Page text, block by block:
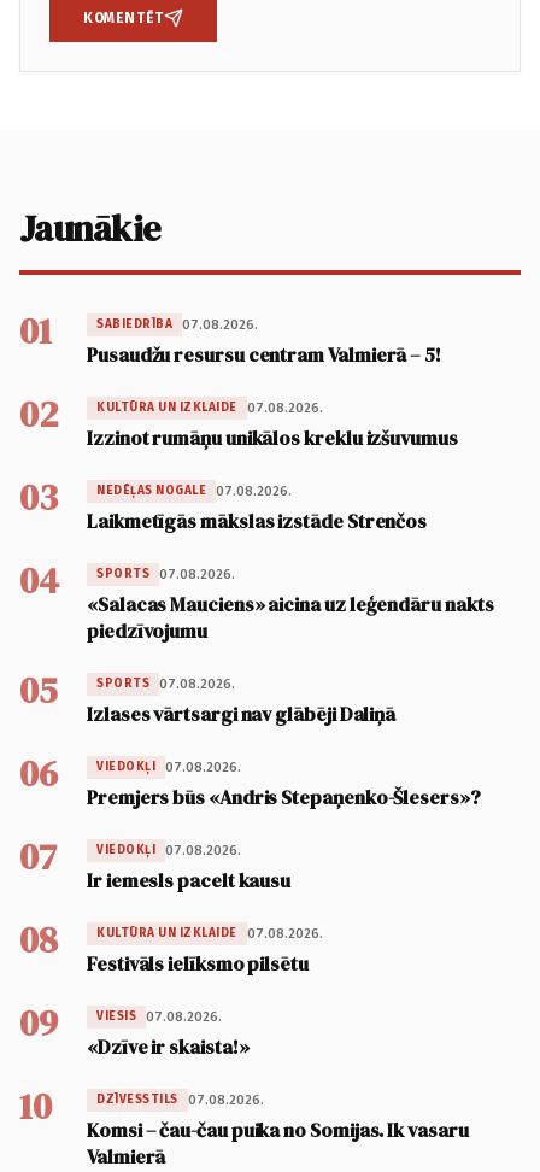
KOMENTĒT
Jaunākie
01 SABIEDRĪBA 07.08.2026.
Pusaudžu resursu centram Valmierā – 5!
02 KULTŪRA UN IZKLAIDE 07.08.2026.
Izzinot rumāņu unikālos kreklu izšuvumus
03 NEDĒĻAS NOGALE 07.08.2026.
Laikmetīgās mākslas izstāde Strenčos
04 SPORTS 07.08.2026.
«Salacas Mauciens» aicina uz leģendāru nakts
piedzīvojumu
05 SPORTS 07.08.2026.
Izlases vārtsargi nav glābēji Daliņā
06 VIEDOKĻI 07.08.2026.
Premjers būs «Andris Stepaņenko-Šlesers»?
07 VIEDOKĻI 07.08.2026.
Ir iemesls pacelt kausu
08 KULTŪRA UN IZKLAIDE 07.08.2026.
Festivāls ielīksmo pilsētu
09 VIESIS 07.08.2026.
«Dzīve ir skaista!»
10 DZĪVESSTILS 07.08.2026.
Komsi – čau-čau puika no Somijas. Ik vasaru
Valmierā